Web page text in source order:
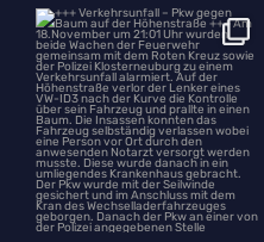
+++ Verkehrsunfall – Pkw gegen
Baum auf der ...